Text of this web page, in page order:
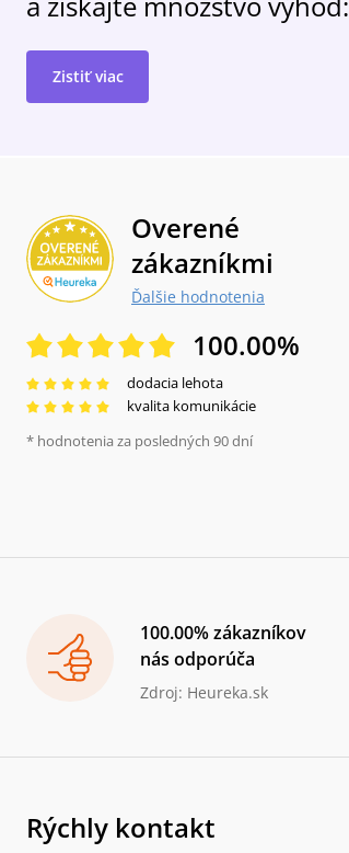
Zistiť viac
Overené
zákazníkmi
Ďalšie hodnotenia
100.00%
dodacia lehota
kvalita komunikácie
* hodnotenia za posledných 90 dní
100.00% zákazníkov
nás odporúča
Zdroj: Heureka.sk
Rýchly kontakt